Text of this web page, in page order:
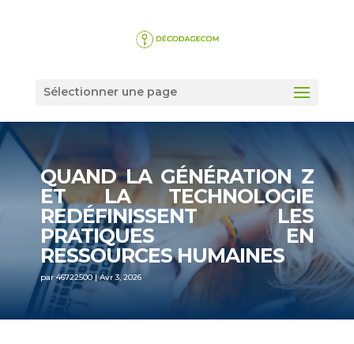
Sélectionner une page
QUAND LA GÉNÉRATION Z
ET LA TECHNOLOGIE
REDÉFINISSENT LES
PRATIQUES EN
RESSOURCES HUMAINES
par 46722500|Avr 3, 2026